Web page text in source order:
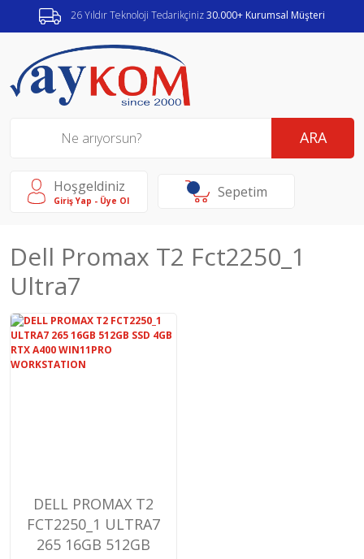
26 Yıldır Teknoloji Tedarikçiniz30.000+ Kurumsal Müşteri
ARA
Hoşgeldiniz
Giriş Yap - Üye Ol Sepetim
Dell Promax T2 Fct2250_1
Ultra7
DELL PROMAX T2
FCT2250_1 ULTRA7
265 16GB 512GB